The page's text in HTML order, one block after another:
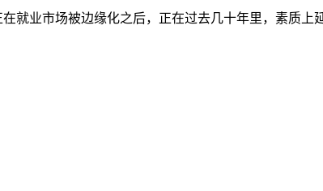
就业市场被边缘化之后，正在过去几十年里，素质上